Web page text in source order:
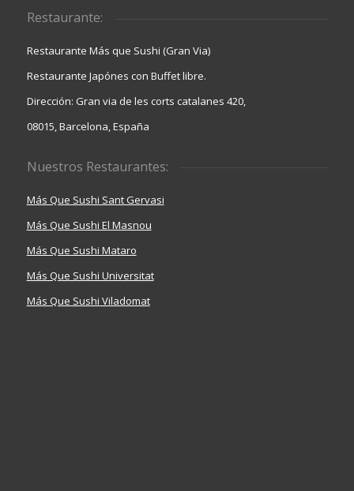
Restaurante:
Restaurante Más que Sushi (Gran Via)
Restaurante Japónes con Buffet libre.
Dirección: Gran via de les corts catalanes 420,
08015, Barcelona, España
Nuestros Restaurantes:
Más Que Sushi Sant Gervasi
Más Que Sushi El Masnou
Más Que Sushi Mataro
Más Que Sushi Universitat
Más Que Sushi Viladomat